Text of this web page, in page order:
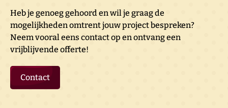
Heb je genoeg gehoord en wil je graag de
mogelijkheden omtrent jouw project bespreken?
Neem vooral eens contact op en ontvang een
vrijblijvende offerte!
Contact